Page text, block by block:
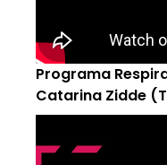
Programa
Catarina Zidde